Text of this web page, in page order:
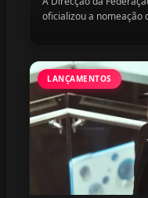
oficializou a nomeação
LANÇAMENTOS